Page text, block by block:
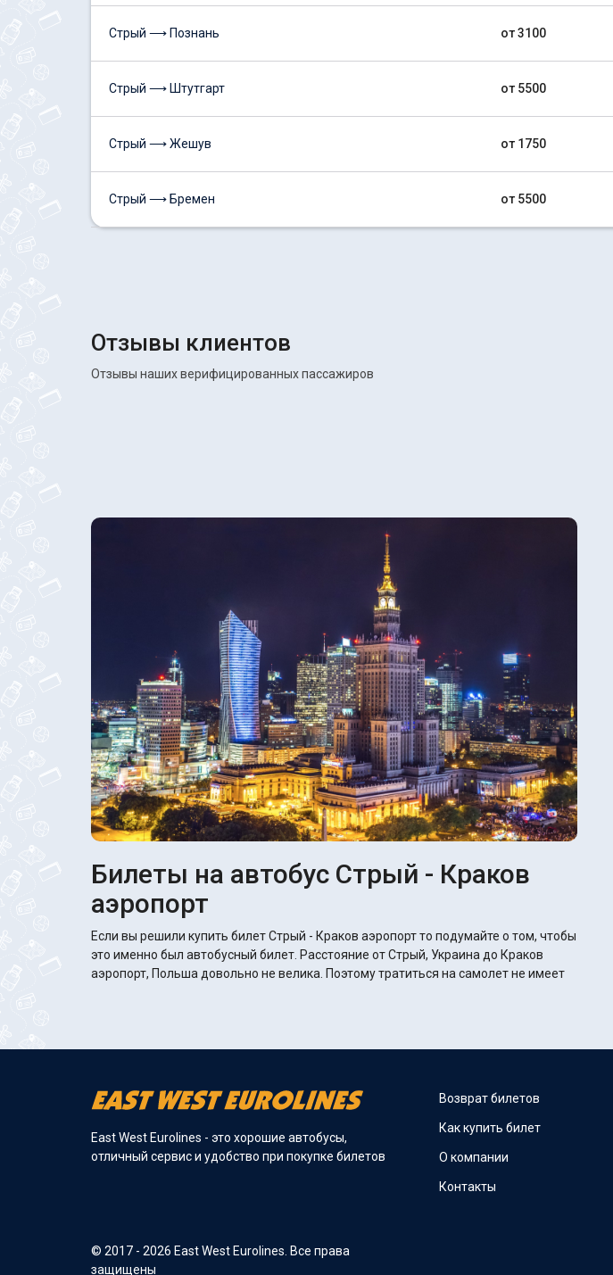
Стрый ⟶ Познань от 3100
Стрый ⟶ Штутгарт от 5500
Стрый ⟶ Жешув от 1750
Стрый ⟶ Бремен от 5500
Отзывы клиентов
Отзывы наших верифицированных пассажиров
Билеты на автобус Стрый - Краков
аэропорт
Если вы решили купить билет Стрый - Краков аэропорт то подумайте о том, чтобы
это именно был автобусный билет. Расстояние от Стрый, Украина до Краков
аэропорт, Польша довольно не велика. Поэтому тратиться на самолет не имеет
East West Eurolines - это хорошие автобусы,
отличный сервис и удобство при покупке билетов
© 2017 - 2026 East West Eurolines. Все права
защищены
Возврат билетов
Как купить билет
О компании
Контакты